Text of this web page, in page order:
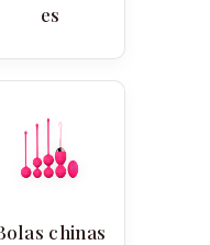
es
chinas